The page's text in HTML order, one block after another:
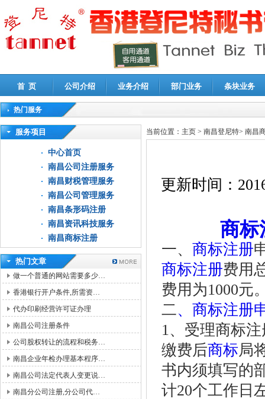
首 页 公司介绍 业务介绍 部门业务 条块业务
热门服务
高新技术企业认定审计|企业所得税汇算清缴申报鉴证
服务项目
中心首页
南昌公司注册服务
南昌财税管理服务
南昌公司管理服务
南昌条形码注册
南昌资讯科技服务
南昌商标注册
热门文章
做一个普通的网站需要多少…
香港银行开户条件,所需资…
代办印刷经营许可证办理
南昌公司注册条件
公司股权转让的流程和税务…
南昌企业年检办理基本程序…
南昌公司法定代表人变更说…
南昌分公司注册,分公司代…
当前位置： 主页 > 南昌登尼特> 南昌
更新时间：
商标
一、 商标注册
商标注册费用
费用为1000元
二、商标注册
1、受理商标
缴费后商标局
书内须填写的
计20个工作日